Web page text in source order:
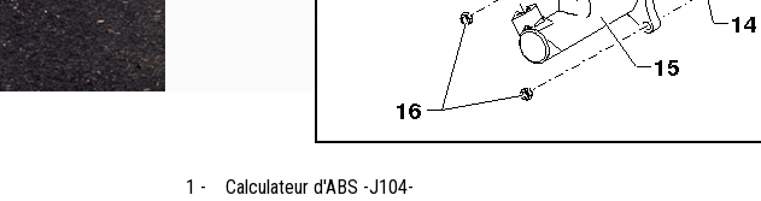
1 -
Calculateur d'ABS -J104-